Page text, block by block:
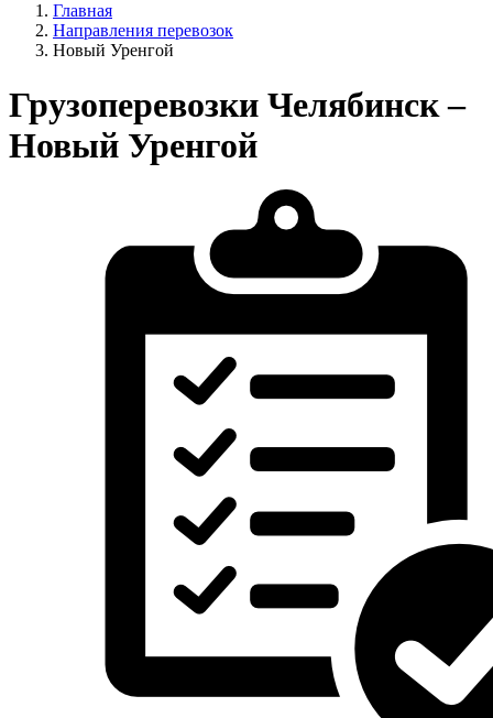
Главная
Направления перевозок
Новый Уренгой
Грузоперевозки Челябинск –
Новый Уренгой